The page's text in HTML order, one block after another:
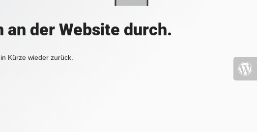
der Website durch.
Kürze wieder zurück.